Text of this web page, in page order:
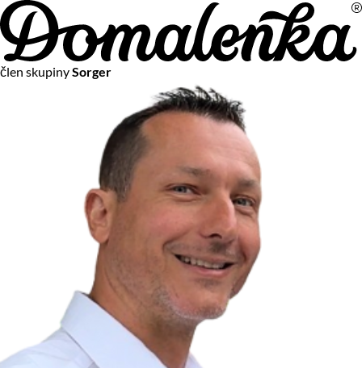
člen skupinySorger
Na vašom súkromí nám záleží
Chceme vám neustále poskytovať tie najlepšie služby.
Vzhľadom k platnej legislatíve od vás ale potrebujeme súhlas
s používaním súborov cookies.
Viac o personalizácii a meraní
Aby sme vedeli, čo sa deje na webových stránkach a aby sme
vám mohli prispôsobiť ponuky na mieru či reklamu,
používame cookies a taktiežslužby spoločnosti Google
Čo sú cookies?
Cookies sú malé textové súbory, ktoré môžu byť používané
webovými stránkami, aby zefektívnili používateľský zážitok.
Vďaka cookies vám môžeme ponúkať služby podľa toho, čo
naozaj hľadáte a chcete nájsť.
Kedykoľvek sa môžete slobodne rozhodnúť, ktoré typy
používania cookies chcete umožniť.
Zákon uvádza, že môžeme ukladať cookies na vašom